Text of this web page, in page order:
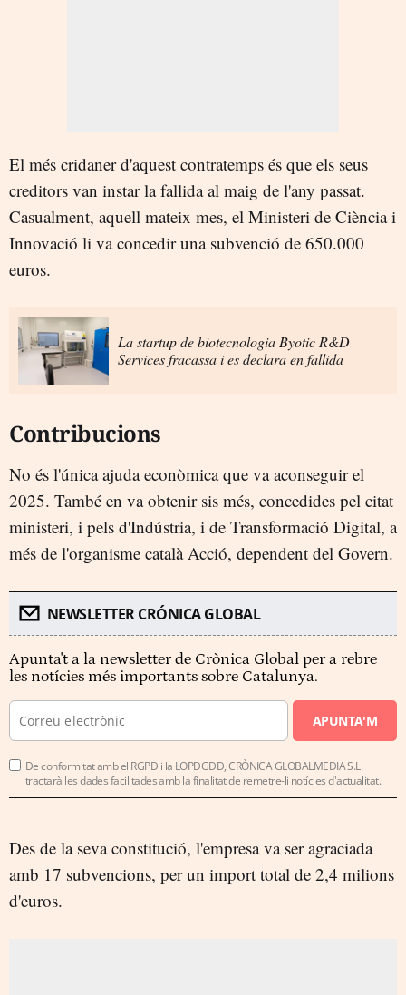
El més cridaner d'aquest contratemps és que els seus
creditors van instar la fallida al maig de l'any passat.
Casualment, aquell mateix mes, el Ministeri de Ciència i
Innovació li va concedir una subvenció de 650.000
euros.
La startup de biotecnologia Byotic R&D
Services fracassa i es declara en fallida
Contribucions
No és l'única ajuda econòmica que va aconseguir el
2025. També en va obtenir sis més, concedides pel citat
ministeri, i pels d'Indústria, i de Transformació Digital, a
més de l'organisme català Acció, dependent del Govern.
NEWSLETTER CRÓNICA GLOBAL
Apunta't a la newsletter de Crònica Global per a rebre
les notícies més importants sobre Catalunya.
APUNTA'M
De conformitat amb el RGPD i la LOPDGDD, CRÒNICA GLOBALMEDIA S.L.
tractarà les dades facilitades amb la finalitat de remetre-li notícies d'actualitat.
Des de la seva constitució, l'empresa va ser agraciada
amb 17 subvencions, per un import total de 2,4 milions
d'euros.